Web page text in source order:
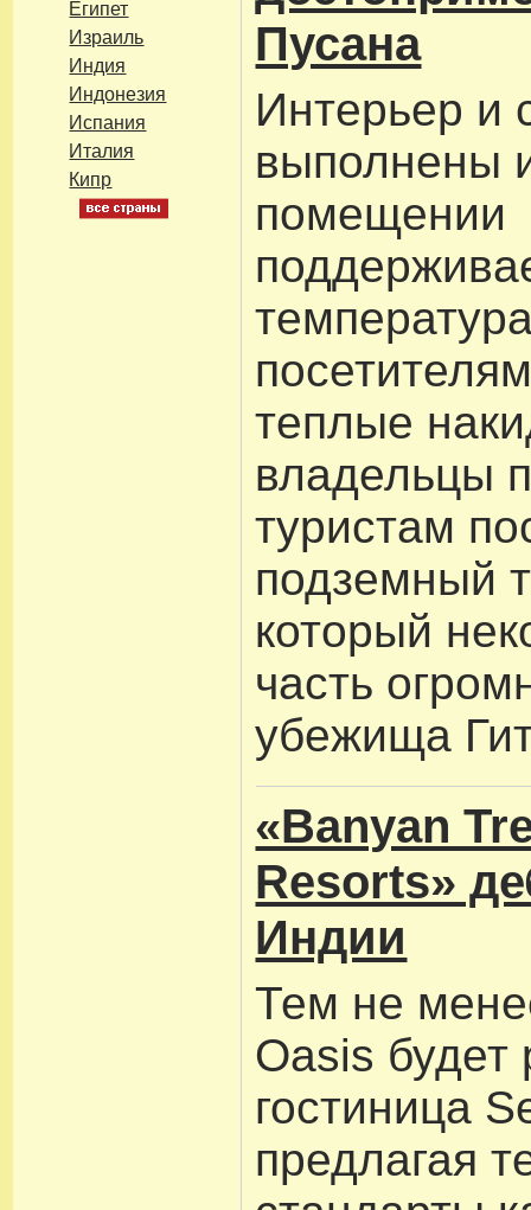
Египет
Израиль
Индия
Индонезия
Испания
Италия
Кипр
Пусана
Интерьер и
выполнены
помещении
теплые
владельцы
туристам
подземный
который
часть
убежища
«Banyan
Resorts»
Индии
Тем не
Oasis будет
гостиница
предлагая